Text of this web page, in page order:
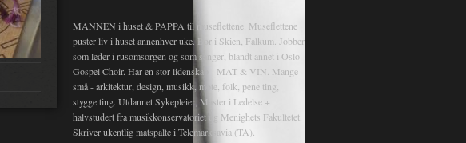
MANNEN i huset & PAPPA til museflettene. Museflettene
puster liv i huset annenhver uke. Bor i Skien, Falkum. Jobber
som leder i rusomsorgen og som sanger, blandt annet i Oslo
Gospel Choir. Har en stor lidenskap - MAT & VIN. Mange
små - arkitektur, design, musikk, mote, folk, pene ting,
stygge ting. Utdannet Sykepleier, Master i Ledelse +
halvstudert fra musikkonservatoriet og Menighets Fakultetet.
Skriver ukentlig matspalte i Telemarksavia (TA).